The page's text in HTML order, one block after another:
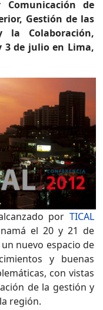
de
Gestión de las
Colaboración,
3 de julio en Lima,
por TICAL
el 20 y 21 de
nuevo espacio de
y buenas
con vistas
de la gestión y
región.